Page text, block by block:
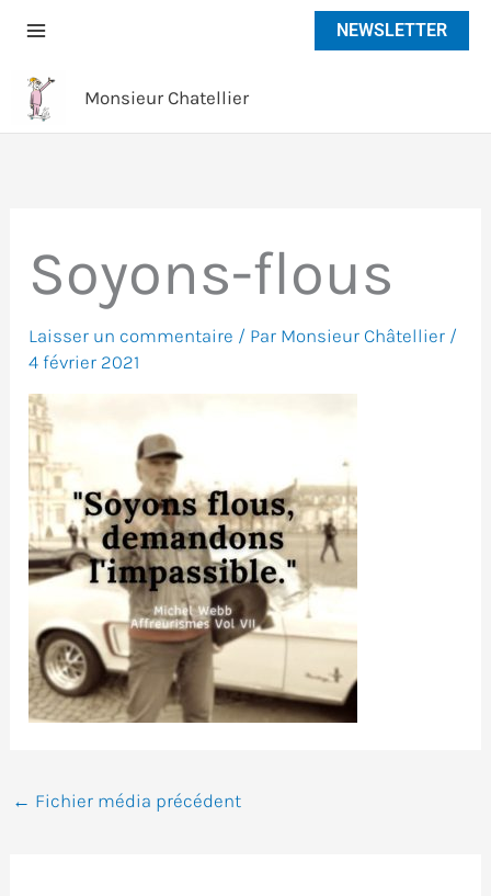
NEWSLETTER
Monsieur Chatellier
Soyons-flous
Laisser un commentaire / Par Monsieur Châtellier /
4 février 2021
← Fichier média précédent